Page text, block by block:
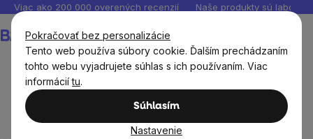
Pokračovať bez personalizácie
Tento web používa súbory cookie. Ďalším prechádzaním
tohto webu vyjadrujete súhlas s ich používaním. Viac
informáciítu.
Súhlasím
Nastavenie
Prejsť
obsah
Viac ako 200 000 overených recenzií Naše produkty sú
košík
Vitamíny, antioxidanty
Vitamín B12